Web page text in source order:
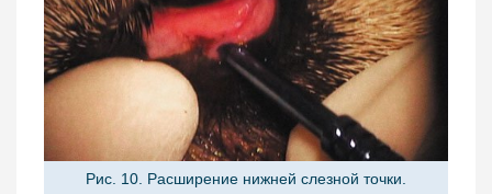
Рис. 10. Расширение нижней слезной точки.